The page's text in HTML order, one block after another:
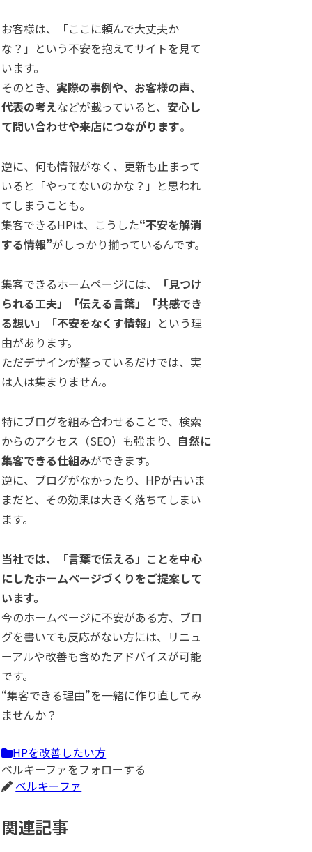
お客様は、「ここに頼んで大丈夫か
な？」という不安を抱えてサイトを見て
います。
そのとき、 実際の事例や、お客様の声、
代表の考えなどが載っていると、安心し
て問い合わせや来店につながります。
逆に、何も情報がなく、更新も止まって
いると「やってないのかな？」と思われ
てしまうことも。
集客できるHPは、こうした“不安を解消
する情報”がしっかり揃っているんです。
集客できるホームページには、
「見つけ
られる工夫」「伝える言葉」「共感でき
る想い」「不安をなくす情報」 という理
由があります。
ただデザインが整っているだけでは、実
は人は集まりません。
特にブログを組み合わせることで、検索
からのアクセス（SEO）も強まり、 自然に
集客できる仕組みができます。
逆に、ブログがなかったり、HPが古いま
まだと、その効果は大きく落ちてしまい
ます。
当社では、「言葉で伝える」ことを中心
にしたホームページづくりをご提案して
います。
今のホームページに不安がある方、ブロ
グを書いても反応がない方には、リニュ
ーアルや改善も含めたアドバイスが可能
です。
“集客できる理由”を一緒に作り直してみ
ませんか？
HPを改善したい方
ベルキーファをフォローする
ベルキーファ
関連記事